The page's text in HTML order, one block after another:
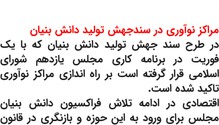
مراکز نوآوری در سندجهش تولید دانش بنیان
در طرح سند جهش تولید دانش بنیان که با یک
فوریت در برنامه کاری مجلس یازدهم شورای
اسلامی قرار گرفته است بر راه اندازی مراکز نوآوری
تاکید شده است.
اقتصادی در ادامه تلاش فراکسیون دانش بنیان
مجلس برای ورود به این حوزه و بازنگری در قانون